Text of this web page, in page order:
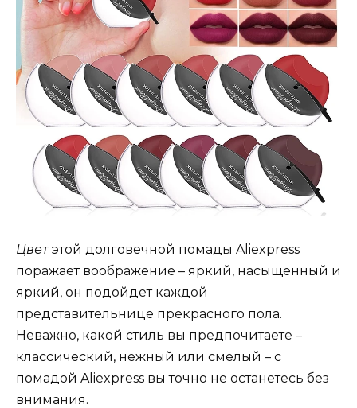
Цветэтой долговечной помады Aliexpress
поражает воображение – яркий, насыщенный и
яркий, он подойдет каждой
представительнице прекрасного пола.
Неважно, какой стиль вы предпочитаете –
классический, нежный или смелый – с
помадой Aliexpress вы точно не останетесь без
внимания.